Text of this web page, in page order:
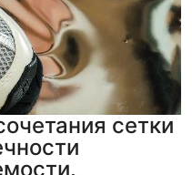
сетки